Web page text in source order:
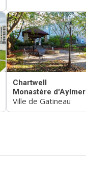
Chartwell
Monastère d'Aylmer
Ville de Gatineau